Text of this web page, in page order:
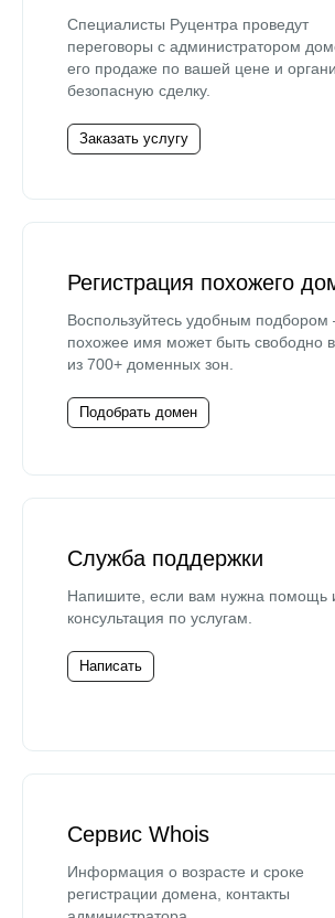
Специалисты Руцентра проведут
переговоры с администратором
его продаже по вашей цене и
безопасную сделку.
Заказать услугу
Регистрация похожего
Воспользуйтесь удобным
похожее имя может быть свободно
из 700+ доменных зон.
Подобрать домен
Служба поддержки
Напишите, если вам нужна помощь
консультация по услугам.
Написать
Сервис Whois
Информация о возрасте и сроке
регистрации домена, контакты